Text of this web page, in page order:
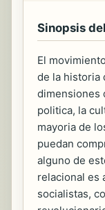
Sinopsis
El
de la historia
dimensiones
politica, la
mayoria de
puedan
alguno de
relacional es
socialistas,